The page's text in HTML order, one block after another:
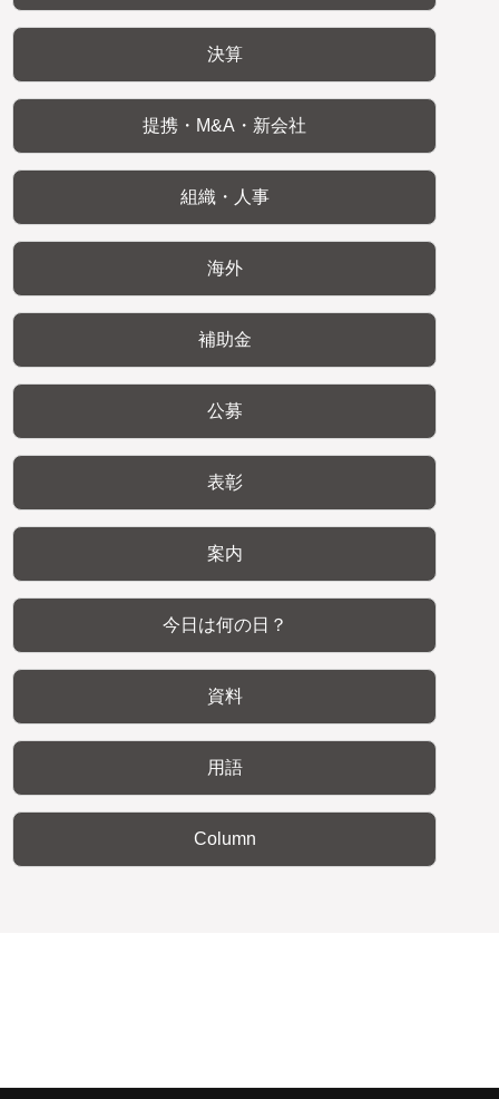
決算
提携・M&A・新会社
組織・人事
海外
補助金
公募
表彰
案内
今日は何の日？
資料
用語
Column